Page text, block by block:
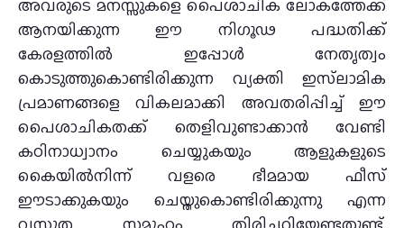
അവരുടെ മനസ്സുകളെ പൈശാചിക ലോകത്തേക്ക്
ആനയിക്കുന്ന ഈ നിഗൂഢ പദ്ധതിക്ക്
കേരളത്തില്‍ ഇപ്പോള്‍ നേതൃത്വം
കൊടുത്തുകൊണ്ടിരിക്കുന്ന വ്യക്തി ഇസ്‌ലാമിക
പ്രമാണങ്ങളെ വികലമാക്കി അവതരിപ്പിച്ച് ഈ
പൈശാചികതക്ക് തെളിവുണ്ടാക്കാന്‍ വേണ്ടി
കഠിനാധ്വാനം ചെയ്യുകയും ആളുകളുടെ
കൈയില്‍നിന്ന് വളരെ ഭീമമായ ഫീസ്
ഈടാക്കുകയും ചെയ്തുകൊണ്ടിരിക്കുന്നു എന്ന